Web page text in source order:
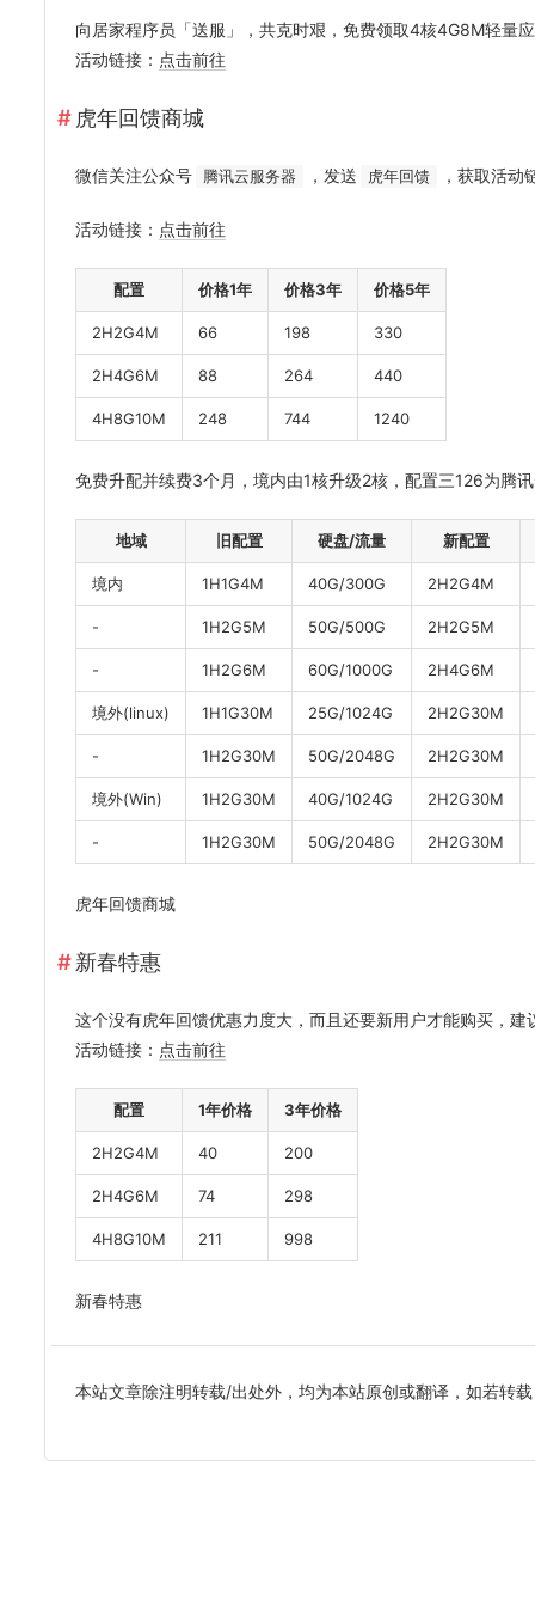
向居家程序员「送服」，共克时艰，免费领取4核4G8M轻量
活动链接： 点击前往
虎年回馈商城
微信关注公众号 腾讯云服务器 ，发送 虎年回馈 ，获取活
活动链接： 点击前往
配置 价格1年 价格3年 价格5年
2H2G4M 66 198 330
2H4G6M 88 264 440
4H8G10M 248 744 1240
免费升配并续费3个月，境内由1核升级2核，配置三126为腾
地域 旧配置 硬盘/流量 新配置
境内 1H1G4M 40G/300G 2H2G4M
- 1H2G5M 50G/500G 2H2G5M
- 1H2G6M 60G/1000G 2H4G6M
境外(linux) 1H1G30M 25G/1024G 2H2G30M
- 1H2G30M 50G/2048G 2H2G30M
境外(Win) 1H2G30M 40G/1024G 2H2G30M
- 1H2G30M 50G/2048G 2H2G30M
虎年回馈商城
新春特惠
这个没有虎年回馈优惠力度大，而且还要新用户才能购买，建
活动链接： 点击前往
配置 1年价格 3年价格
2H2G4M 40 200
2H4G6M 74 298
4H8G10M 211 998
新春特惠
本站文章除注明转载/出处外，均为本站原创或翻译，如若转